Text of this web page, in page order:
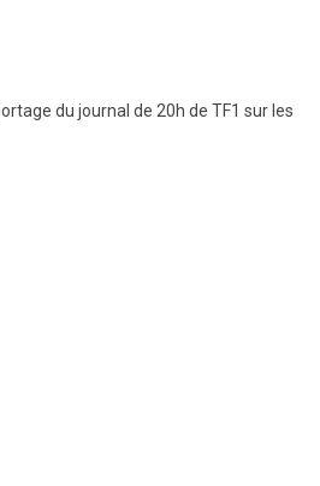
du journal de 20h de TF1 sur les